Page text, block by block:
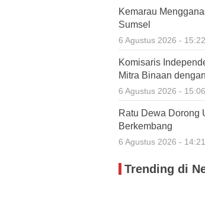
Kemarau
Sumsel
6 Agustus 2026 -
Komisaris
Mitra Binaan
6 Agustus 2026 -
Ratu Dewa Dorong
Berkembang
6 Agustus 2026 -
Trending di